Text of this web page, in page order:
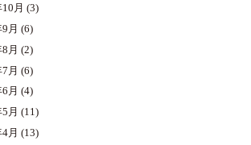
月 (3)
月 (6)
月 (2)
月 (6)
月 (4)
月 (11)
月 (13)